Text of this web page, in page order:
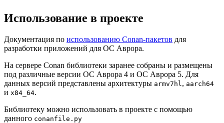
Использование в проекте
Документация по использованию Conan-пакетов для
разработки приложений для ОС Аврора.
На сервере Conan библиотеки заранее собраны и размещены
под различные версии ОС Аврора 4 и ОC Аврора 5. Для
данных версий представлены архитектуры armv7hl , aarch64
и x84_64.
Библиотеку можно использовать в проекте с помощью
данного conanfile.py